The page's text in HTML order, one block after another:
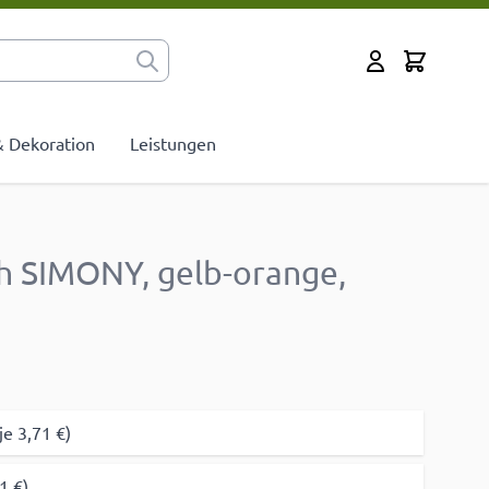
Cart
Dekoration Leistungen
SIMONY, gelb-orange,
3,71 €)